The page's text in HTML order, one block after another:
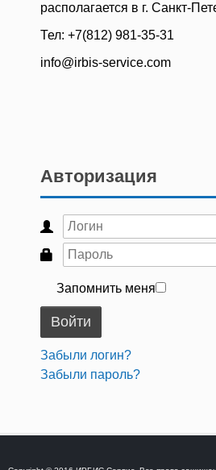
располагается в г. Санкт-
Тел: +7(812) 981-35-31
info@irbis-service.com
Авторизация
Запомнить меня
Войти
Забыли логин?
Забыли пароль?